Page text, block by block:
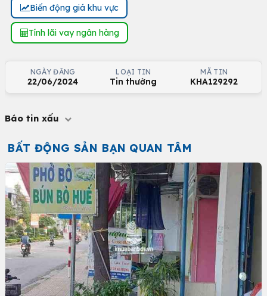
Biến động giá khu vực
Tính lãi vay ngân hàng
NGÀY ĐĂNG
22/06/2024
LOẠI TIN
Tin thường
MÃ TIN
KHA129292
Báo tin xấu
BẤT ĐỘNG SẢN BẠN QUAN TÂM